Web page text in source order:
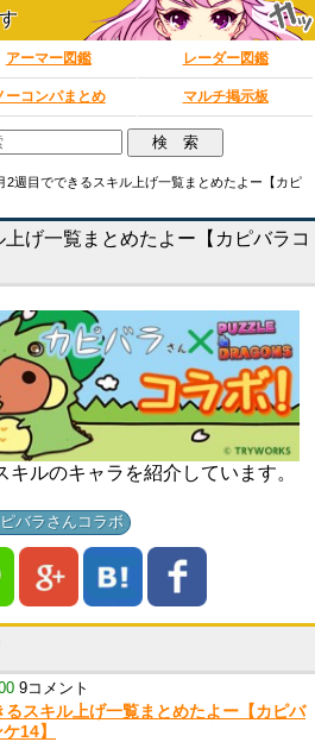
アーマー図鑑 レーダー図鑑
ーコンパまとめ マルチ掲示板
2週目でできるスキル上げ一覧まとめたよー【カピ
げ一覧まとめたよー【カピバラコ
ルのキャラを紹介しています。
バラさんコラボ
9コメント
スキル上げ一覧まとめたよー【カピバ
14】